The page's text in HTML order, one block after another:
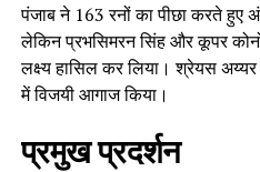
पंजाब ने 163 रनों का पीछा करते हुए
लेकिन प्रभसिमरन सिंह और कूपर
लक्ष्य हासिल कर लिया। श्रेयस
में विजयी आगाज किया।
प्रमुख प्रदर्शन